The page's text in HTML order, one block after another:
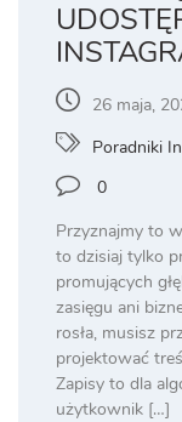
26 maja,
Poradniki
0
Przyznajmy to
to dzisiaj tylko
promujących
zasięgu ani
rosła, musisz
projektować
Zapisy to dla
użytkownik […]